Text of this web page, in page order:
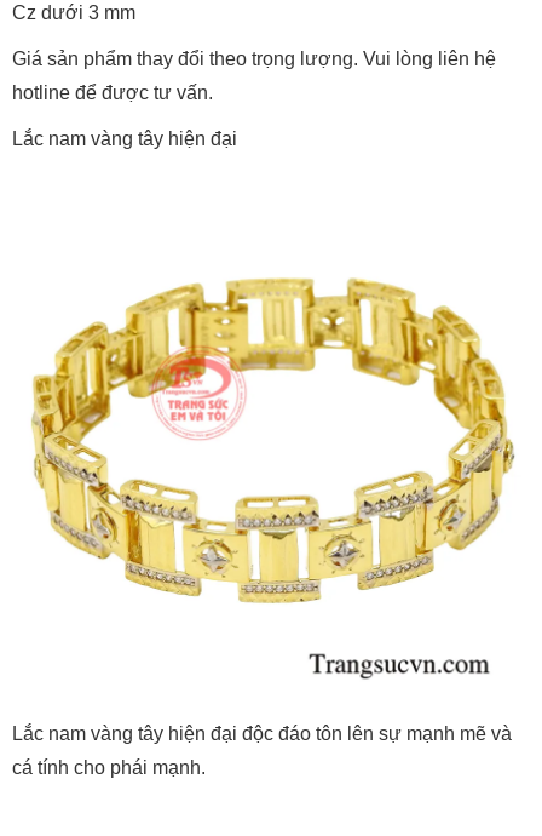
Cz dưới 3 mm
Giá sản phẩm thay đổi theo trọng lượng. Vui lòng liên hệ
hotline để được tư vấn.
Lắc nam vàng tây hiện đại
Lắc nam vàng tây hiện đại độc đáo tôn lên sự mạnh mẽ và
cá tính cho phái mạnh.